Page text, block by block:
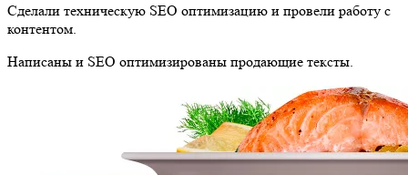
Сделали техническую SEO оптимизацию и провели работу с
контентом.
Написаны и SEO оптимизированы продающие тексты.